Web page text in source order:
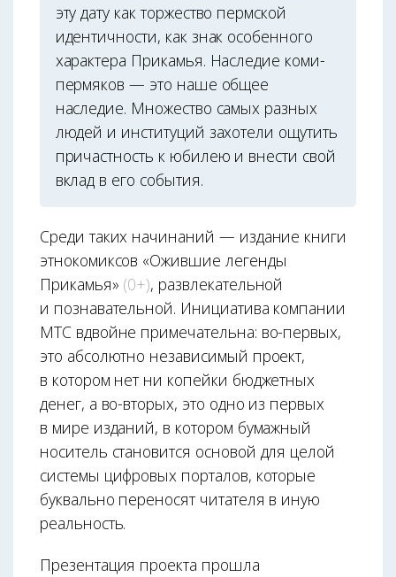
эту дату как торжество пермской
идентичности, как знак особенного
характера Прикамья. Наследие коми-
пермяков — это наше общее
наследие. Множество самых разных
людей и институций захотели ощутить
причастность к юбилею и внести свой
вклад в его события.
Среди таких начинаний — издание книги
этнокомиксов «Ожившие легенды
Прикамья» (0+), развлекательной
и познавательной. Инициатива компании
МТС вдвойне примечательна: во-первых,
это абсолютно независимый проект,
в котором нет ни копейки бюджетных
денег, а во-вторых, это одно из первых
в мире изданий, в котором бумажный
носитель становится основой для целой
системы цифровых порталов, которые
буквально переносят читателя в иную
реальность.
Презентация проекта прошла